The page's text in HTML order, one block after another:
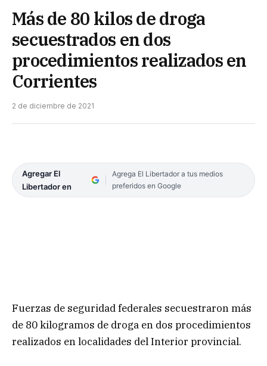
Más de 80 kilos de droga
secuestrados en dos
procedimientos realizados en
Corrientes
2 de diciembre de 2021
Agregar El
Libertador en
Agrega El Libertador a tus medios
preferidos en Google
Fuerzas de seguridad federales secuestraron más
de 80 kilogramos de droga en dos procedimientos
realizados en localidades del Interior provincial.